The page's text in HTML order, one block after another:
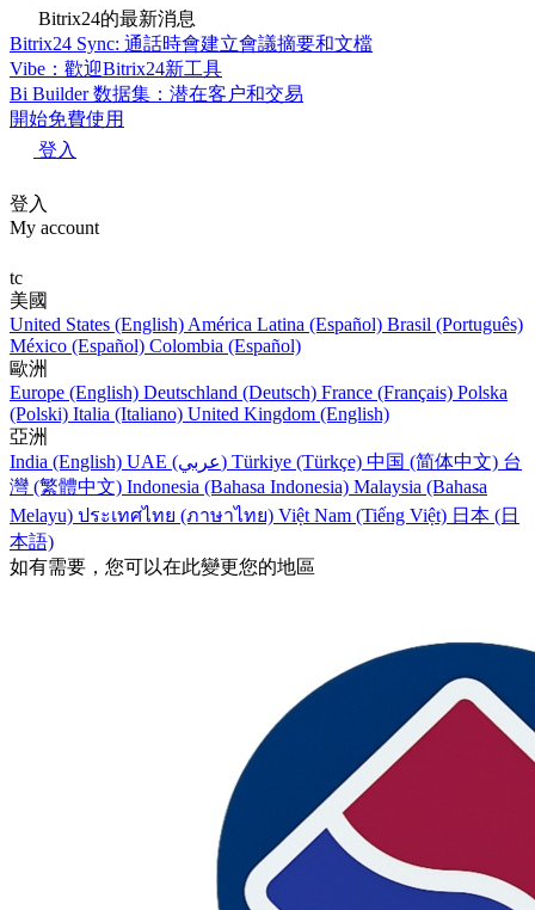
Bitrix24的最新消息
Bitrix24 Sync: 通話時會建立會議摘要和文檔
Vibe：歡迎Bitrix24新工具
Bi Builder 数据集：潜在客户和交易
開始免費使用
登入
登入
My account
tc
美國
United States (English) América Latina (Español) Brasil (Português)
México (Español) Colombia (Español)
歐洲
Europe (English) Deutschland (Deutsch) France (Français) Polska
(Polski) Italia (Italiano) United Kingdom (English)
亞洲
India (English)
UAE (عربي) Türkiye (Türkçe) 中国 (简体中文) 台
灣 (繁體中文) Indonesia (Bahasa Indonesia) Malaysia (Bahasa
Melayu) ประเทศไทย (ภาษาไทย) Việt Nam (Tiếng Việt) 日本 (日
本語)
如有需要，您可以在此變更您的地區